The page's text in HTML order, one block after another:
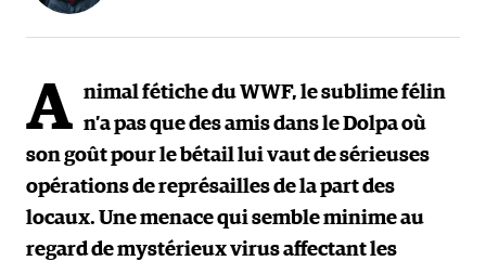
A nimal fétiche du WWF, le sublime félin
n’a pas que des amis dans le Dolpa où
son goût pour le bétail lui vaut de sérieuses
opérations de représailles de la part des
locaux. Une menace qui semble minime au
regard de mystérieux virus affectant les